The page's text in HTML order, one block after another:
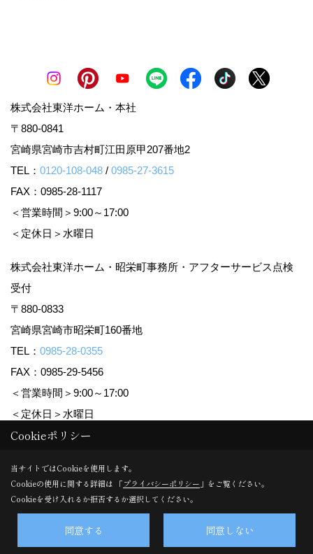
株式会社東洋ホーム・本社
〒880-0841
宮崎県宮崎市吉村町江田原甲207番地2
TEL： 0120-108-048 / 0985-27-3615
FAX：0985-28-1117
＜営業時間＞9:00～17:00
＜定休日＞水曜日
株式会社東洋ホーム・昭栄町事務所・アフターサービス点検
受付
〒880-0833
宮崎県宮崎市昭栄町160番地
TEL： 0985-28-0355
FAX：0985-29-5456
＜営業時間＞9:00～17:00
＜定休日＞水曜日
Copyright (c) TOYO HOME Co., Ltd. All Rights Reserved.
Produced byゴデスクリエイト
Cookieポリシー
当サイトではCookieを使用します。
Cookieの使用に関する詳細は 「プライバシーポリシー 」をご覧ください。
Cookieを受け入れるか拒否するか選択してください。
同意する 同意しない